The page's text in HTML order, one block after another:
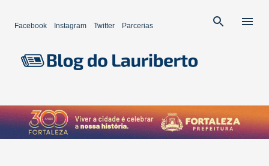
Facebook Instagram Twitter Parcerias